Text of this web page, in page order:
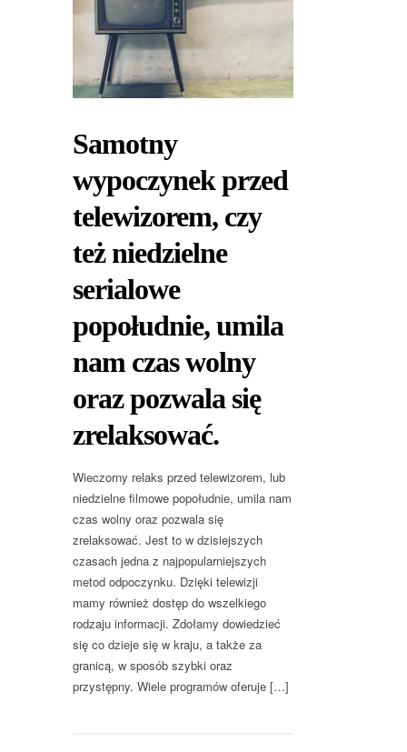
Samotny
wypoczynek przed
telewizorem, czy
też niedzielne
serialowe
popołudnie, umila
nam czas wolny
oraz pozwala się
zrelaksować.
Wieczorny relaks przed telewizorem, lub
niedzielne filmowe popołudnie, umila nam
czas wolny oraz pozwala się
zrelaksować. Jest to w dzisiejszych
czasach jedna z najpopularniejszych
metod odpoczynku. Dzięki telewizji
mamy również dostęp do wszelkiego
rodzaju informacji. Zdołamy dowiedzieć
się co dzieje się w kraju, a także za
granicą, w sposób szybki oraz
przystępny. Wiele programów oferuje […]